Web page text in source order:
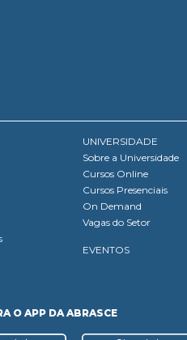
UNIVERSIDADE
Sobre a Universidade
Cursos Online
Cursos Presenciais
On Demand
Vagas do Setor
EVENTOS
O APP DA ABRASCE